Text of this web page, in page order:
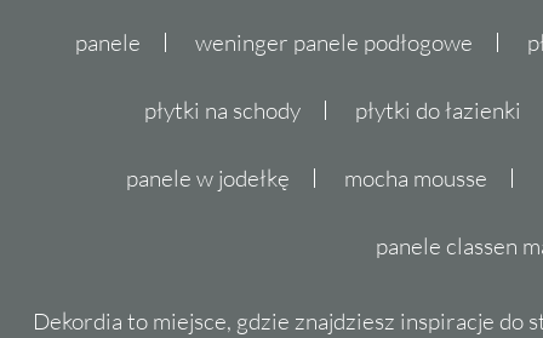
panele weninger panele podłogowe
płytki na schody płytki do łazienki
panele w jodełkę mocha mousse
panele classen
Dekordia to miejsce, gdzie znajdziesz inspiracje do